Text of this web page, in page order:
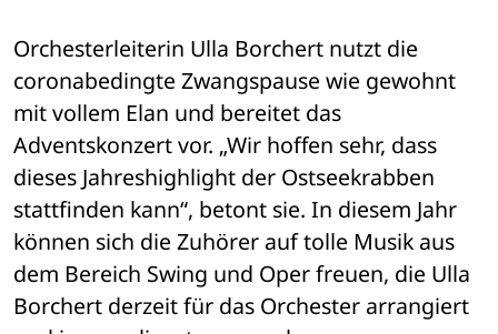
Orchesterleiterin Ulla Borchert nutzt die
coronabedingte Zwangspause wie gewohnt
mit vollem Elan und bereitet das
Adventskonzert vor. „Wir hoffen sehr, dass
dieses Jahreshighlight der Ostseekrabben
stattfinden kann“, betont sie. In diesem Jahr
können sich die Zuhörer auf tolle Musik aus
dem Bereich Swing und Oper freuen, die Ulla
Borchert derzeit für das Orchester arrangiert